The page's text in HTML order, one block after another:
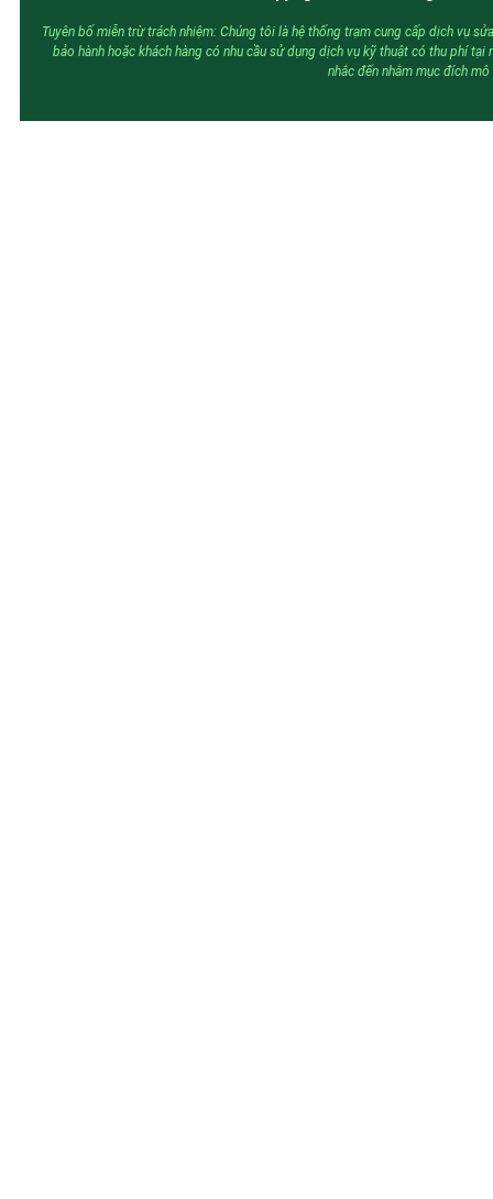
Tuyên bố miễn trừ trách nhiệm: Chúng tôi là hệ thống trạm cung cấp dịch vụ
bảo hành hoặc khách hàng có nhu cầu sử dụng dịch vụ kỹ thuật có thu phí
nhắc đến nhằm mục đích